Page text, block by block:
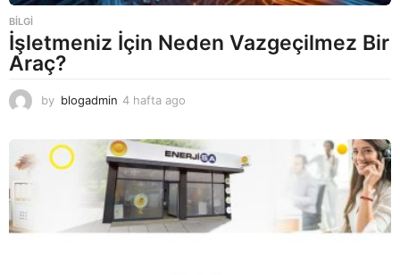
BILGI
İşletmeniz İçin Neden Vazgeçilmez Bir
Araç?
by blogadmin 4 hafta ago
f
t
a
a
g
o